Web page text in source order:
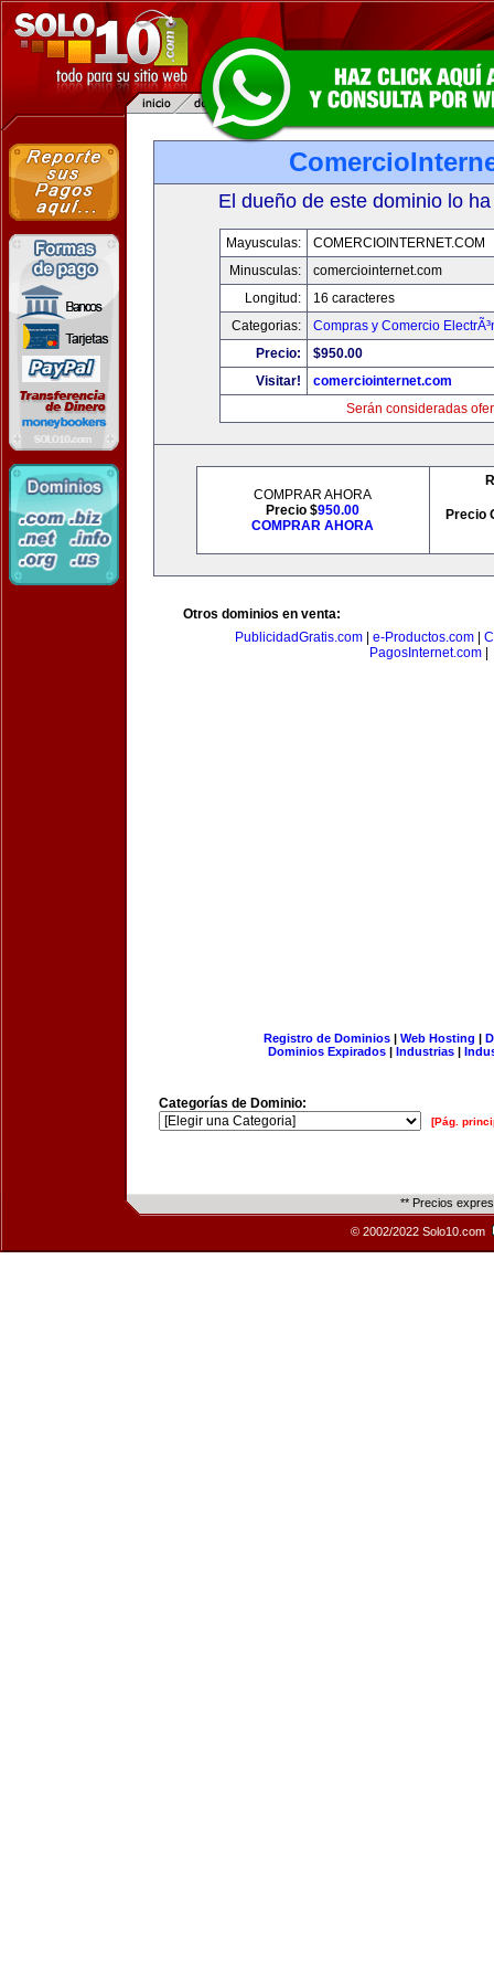
El dueño de este dominio lo
Mayusculas:
COMERCIOINTERNET.COM
Minusculas:
comerciointernet.com
Longitud:
16 caracteres
Categorias:
Compras y Comercio
Precio:
$950.00
Visitar!
comerciointernet.com
Serán consideradas
COMPRAR AHORA
Precio $950.00
COMPRAR AHORA
Precio
Otros dominios en venta:
PublicidadGratis.com
e-Productos.com
PagosInternet.com
Registro de Dominios| Web Hosting |
Dominios Expirados | Industrias |
Categorías de Dominio:
[Pág.
** Precios
© 2002/2022 Solo10.com